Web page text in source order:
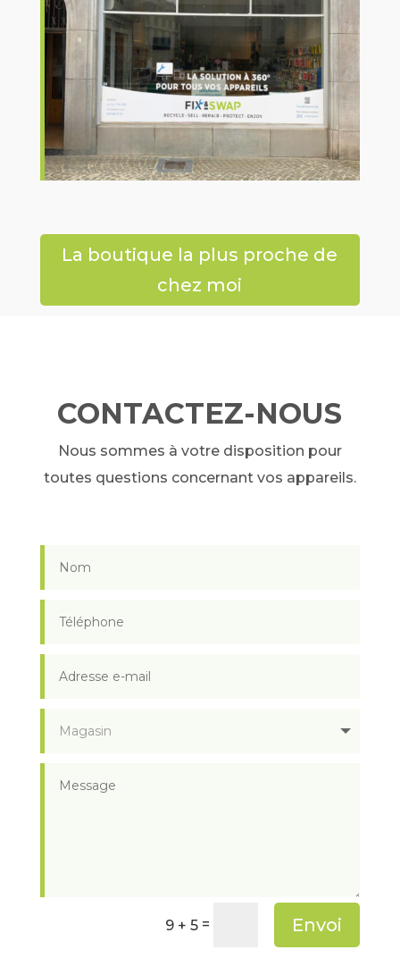
La boutique la plus proche de
chez moi
CONTACTEZ-NOUS
Nous sommes à votre disposition pour
toutes questions concernant vos appareils.
9 + 5 = Envoi